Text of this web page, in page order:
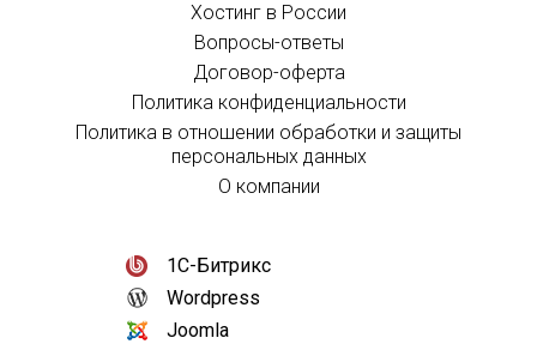
Хостинг в России
Вопросы-ответы
Договор-оферта
Политика конфиденциальности
Политика в отношении обработки и защиты
персональных данных
О компании
1С-Битрикс
Wordpress
Joomla